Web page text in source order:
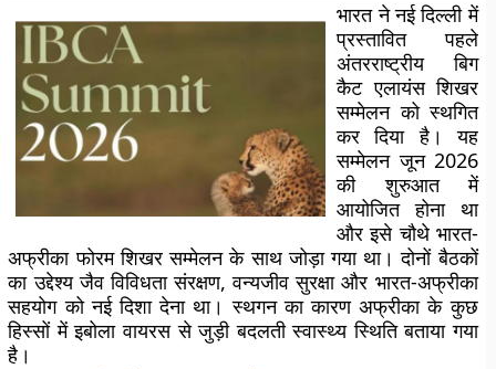
भारत ने नई दिल्ली में
प्रस्तावित पहले
अंतरराष्ट्रीय बिग
कैट एलायंस शिखर
सम्मेलन को स्थगित
कर दिया है। यह
सम्मेलन जून 2026
की शुरुआत में
आयोजित होना था
और इसे चौथे भारत-
अफ्रीका फोरम शिखर सम्मेलन के साथ जोड़ा गया था। दोनों बैठकों
का उद्देश्य जैव विविधता संरक्षण, वन्यजीव सुरक्षा और भारत-अफ्रीका
सहयोग को नई दिशा देना था। स्थगन का कारण अफ्रीका के कुछ
हिस्सों में इबोला वायरस से जुड़ी बदलती स्वास्थ्य स्थिति बताया गया
है।